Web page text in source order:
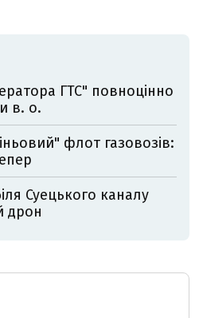
ГТС" повноцінно
в. о.
флот газовозів:
Суецького каналу
дрон